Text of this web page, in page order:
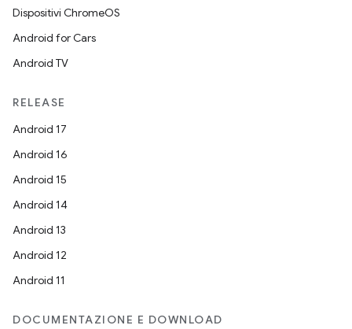
Dispositivi ChromeOS
Android for Cars
Android TV
RELEASE
Android 17
Android 16
Android 15
Android 14
Android 13
Android 12
Android 11
DOCUMENTAZIONE E DOWNLOAD